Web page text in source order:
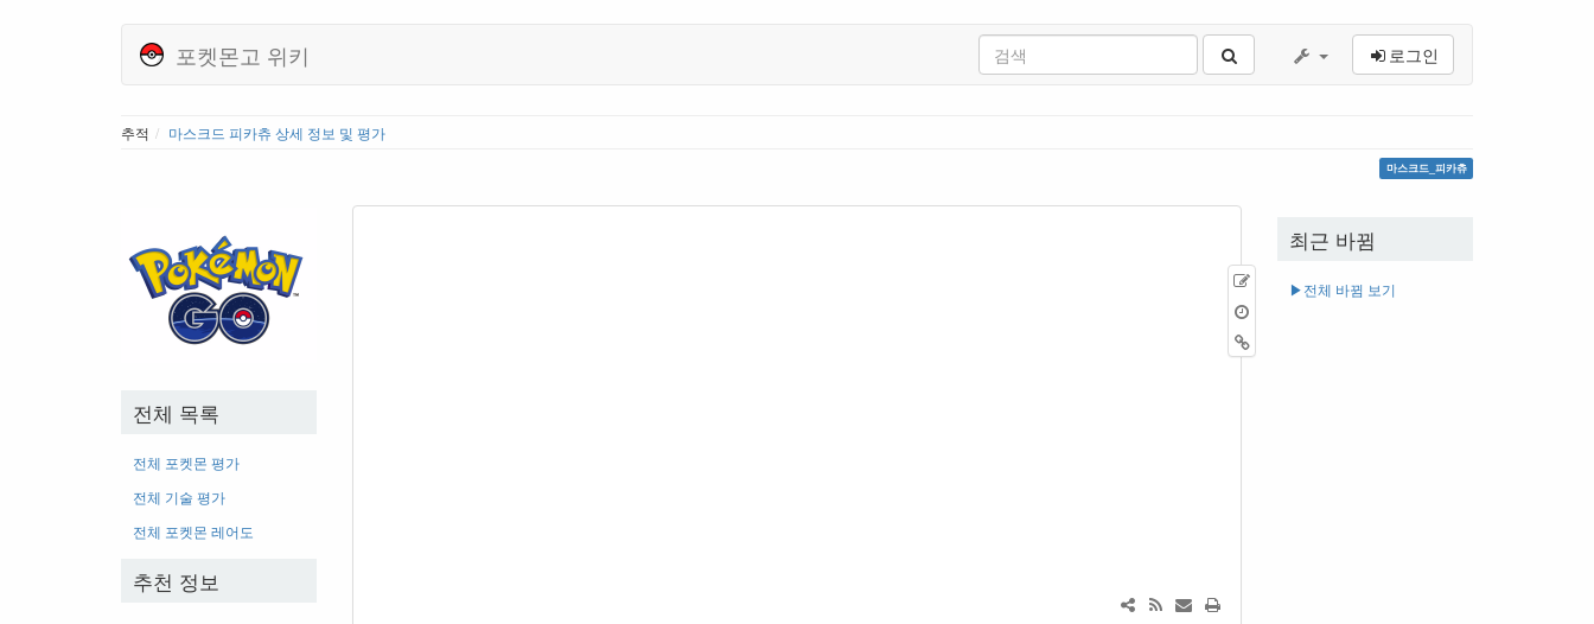
포켓몬고 위키 로그인
추적 마스크드 피카츄 상세 정보 및 평가
마스크드_피카츄
전체 목록
전체 포켓몬 평가
전체 기술 평가
전체 포켓몬 레어도
추천 정보
기판링
최근 바뀜
▶︎전체 바뀜 보기